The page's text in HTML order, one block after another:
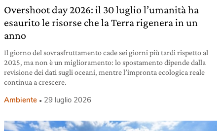
Overshoot day 2026: il 30 luglio l’umanità ha
esaurito le risorse che la Terra rigenera in un
anno
Il giorno del sovrasfruttamento cade sei giorni più tardi rispetto al
2025, ma non è un miglioramento: lo spostamento dipende dalla
revisione dei dati sugli oceani, mentre l’impronta ecologica reale
continua a crescere.
Ambiente 29 luglio 2026